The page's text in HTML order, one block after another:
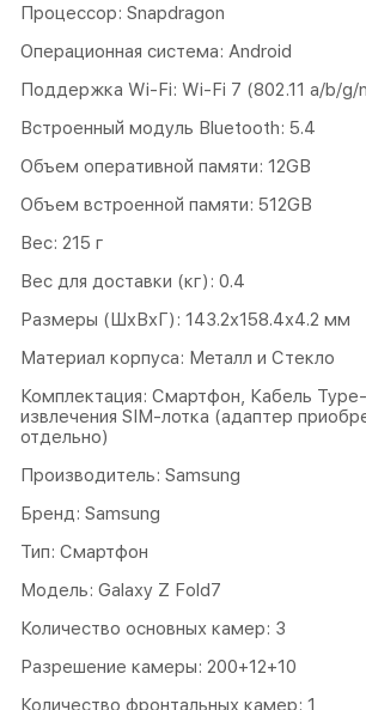
Процессор: Snapdragon
Операционная система: Android
Поддержка Wi-Fi: Wi-Fi 7 (802.11 a/b/g/
Встроенный модуль Bluetooth: 5.4
Объем оперативной памяти: 12GB
Объем встроенной памяти: 512GB
Вес: 215 г
Вес для доставки (кг): 0.4
Размеры (ШxВxГ): 143.2x158.4x4.2 мм
Материал корпуса: Металл и Стекло
Комплектация: Смартфон, Кабель
извлечения SIM-лотка (адаптер
отдельно)
Производитель: Samsung
Бренд: Samsung
Тип: Смартфон
Модель: Galaxy Z Fold7
Количество основных камер: 3
Разрешение камеры: 200+12+10
Количество фронтальных камер: 1